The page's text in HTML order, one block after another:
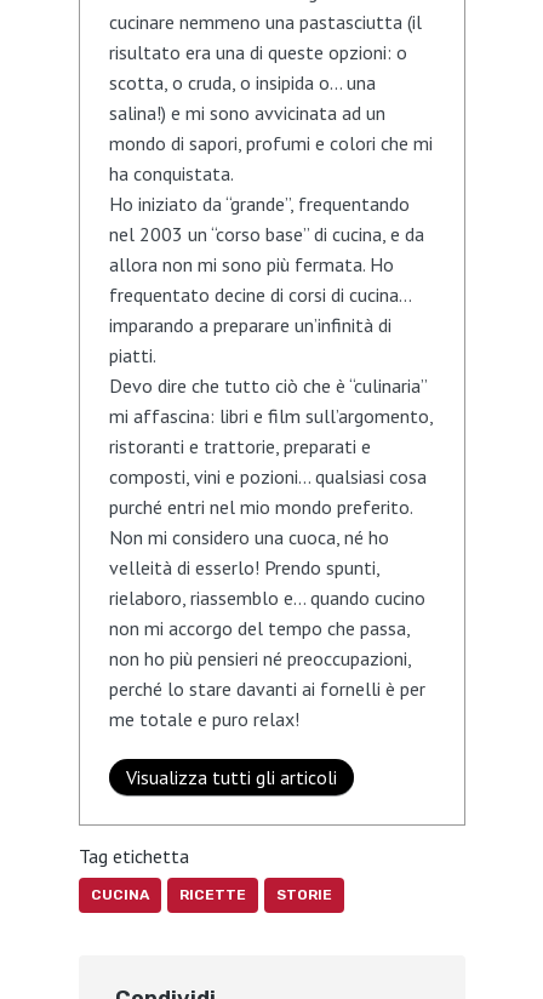
cucinare nemmeno una pastasciutta (il
risultato era una di queste opzioni: o
scotta, o cruda, o insipida o… una
salina!) e mi sono avvicinata ad un
mondo di sapori, profumi e colori che mi
ha conquistata.
Ho iniziato da “grande”, frequentando
nel 2003 un “corso base” di cucina, e da
allora non mi sono più fermata. Ho
frequentato decine di corsi di cucina…
imparando a preparare un’infinità di
piatti.
Devo dire che tutto ciò che è “culinaria”
mi affascina: libri e film sull’argomento,
ristoranti e trattorie, preparati e
composti, vini e pozioni… qualsiasi cosa
purché entri nel mio mondo preferito.
Non mi considero una cuoca, né ho
velleità di esserlo! Prendo spunti,
rielaboro, riassemblo e… quando cucino
non mi accorgo del tempo che passa,
non ho più pensieri né preoccupazioni,
perché lo stare davanti ai fornelli è per
me totale e puro relax!
Visualizza tutti gli articoli
Tag etichetta
CUCINA RICETTE STORIE